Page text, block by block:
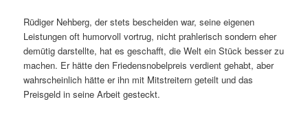
Rüdiger Nehberg, der stets bescheiden war, seine eigenen
Leistungen oft humorvoll vortrug, nicht prahlerisch sondern eher
demütig darstellte, hat es geschafft, die Welt ein Stück besser zu
machen. Er hätte den Friedensnobelpreis verdient gehabt, aber
wahrscheinlich hätte er ihn mit Mitstreitern geteilt und das
Preisgeld in seine Arbeit gesteckt.